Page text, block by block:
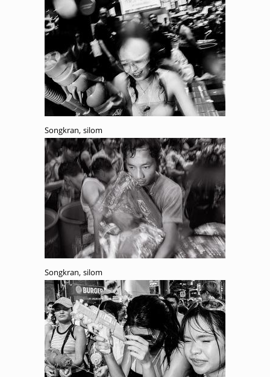
Songkran, silom
Songkran, silom